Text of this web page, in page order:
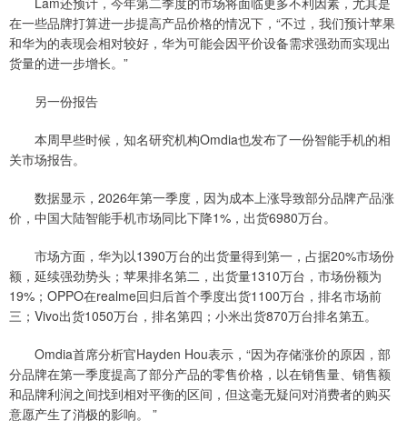
在一些品牌打算进一步提高产品价格的情况下，“不过，我们预计苹果
和华为的表现会相对较好，华为可能会因平价设备需求强劲而实现出
货量的进一步增长。”
另一份报告
本周早些时候，知名研究机构Omdia也发布了一份智能手机的相
关市场报告。
数据显示，2026年第一季度，因为成本上涨导致部分品牌产品涨
价，中国大陆智能手机市场同比下降1%，出货6980万台。
市场方面，华为以1390万台的出货量得到第一，占据20%市场份
额，延续强劲势头；苹果排名第二，出货量1310万台，市场份额为
19%；OPPO在realme回归后首个季度出货1100万台，排名市场前
三；Vivo出货1050万台，排名第四；小米出货870万台排名第五。
Omdia首席分析官Hayden Hou表示，“因为存储涨价的原因，部
分品牌在第一季度提高了部分产品的零售价格，以在销售量、销售额
和品牌利润之间找到相对平衡的区间，但这毫无疑问对消费者的购买
意愿产生了消极的影响。 ”